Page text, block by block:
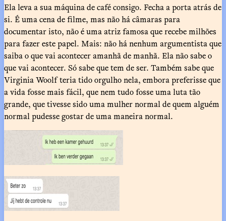
Ela leva a sua máquina de café consigo. Fecha a porta atrás de
si. É uma cena de filme, mas não há câmaras para
documentar isto, não é uma atriz famosa que recebe milhões
para fazer este papel. Mais: não há nenhum argumentista que
saiba o que vai acontecer amanhã de manhã. Ela não sabe o
que vai acontecer. Só sabe que tem de ser. Também sabe que
Virginia Woolf teria tido orgulho nela, embora preferisse que
a vida fosse mais fácil, que nem tudo fosse uma luta tão
grande, que tivesse sido uma mulher normal de quem alguém
normal pudesse gostar de uma maneira normal.